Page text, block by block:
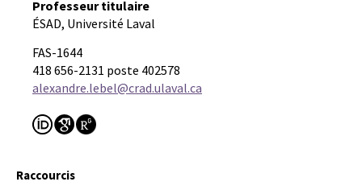
Professeur titulaire
ÉSAD, Université Laval
FAS-1644
418 656-2131 poste 402578
alexandre.lebel@crad.ulaval.ca
Raccourcis